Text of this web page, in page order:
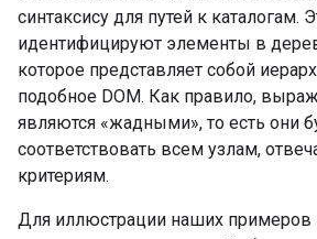
синтаксису для путей к каталогам.
идентифицируют элементы в
которое представляет собой
подобное DOM. Как правило,
являются «жадными», то есть они
соответствовать всем узлам,
критериям.
Для иллюстрации наших